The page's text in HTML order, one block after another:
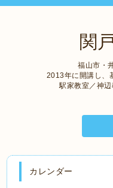
関
福山市・
2013年に開講し、
駅家教室／神
カレンダー